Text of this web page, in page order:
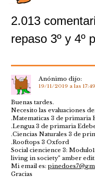
2.013
repaso 3º y 4º
Anónimo dijo:
19/11/2019 a las 17:49
Buenas tardes.
Necesito las evaluaciones de:
.Matematicas 3 de primaria
.Lengua 3 de primaria
.Ciencias Naturales 3 de
.Rooftops 3 Oxford
Social ciencience 3:
living in society” amber
Mi email es:
Gracias